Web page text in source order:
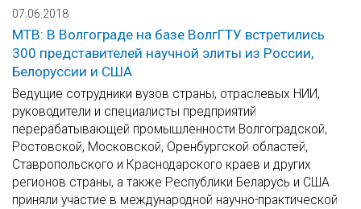
07.06.2018
МТВ: В Волгограде на базе ВолгГТУ встретились
300 представителей научной элиты из России,
Белоруссии и США
Ведущие сотрудники вузов страны, отраслевых НИИ,
руководители и специалисты предприятий
перерабатывающей промышленности Волгоградской,
Ростовской, Московской, Оренбургской областей,
Ставропольского и Краснодарского краев и других
регионов страны, а также Республики Беларусь и США
приняли участие в международной научно-практической